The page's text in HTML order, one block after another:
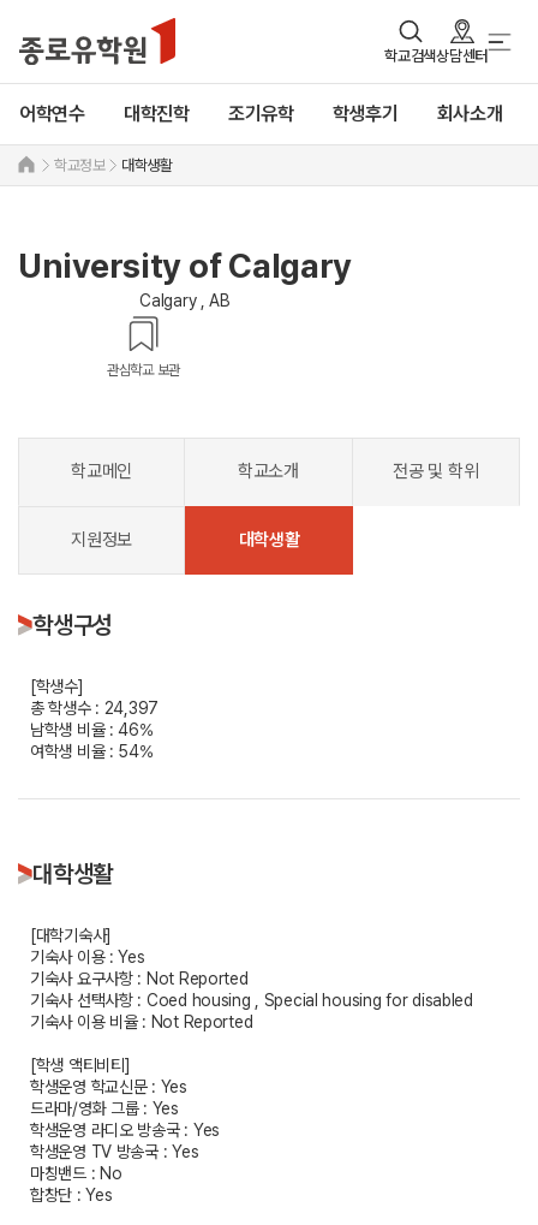
학교검색상담센터
어학연수 대학진학 조기유학 학생후기 회사소개
학교정보 대학생활
University of Calgary
Calgary , AB
관심학교 보관
학교메인 학교소개 전공 및 학위
지원정보 대학생활
학생구성
[학생수]
총 학생수 : 24,397
남학생 비율 : 46%
여학생 비율 : 54%
대학생활
[대학기숙사]
기숙사 이용 : Yes
기숙사 요구사항 : Not Reported
기숙사 선택사항 : Coed housing , Special housing for disabled
기숙사 이용 비율 : Not Reported
[학생 액티비티]
학생운영 학교신문 : Yes
드라마/영화 그룹 : Yes
학생운영 라디오 방송국 : Yes
학생운영 TV 방송국 : Yes
마칭밴드 : No
합창단 : Yes